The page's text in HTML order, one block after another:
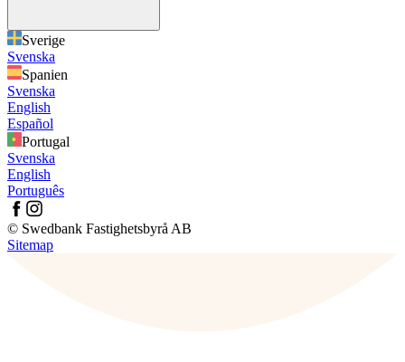
Sverige
Svenska
Spanien
Svenska
English
Español
Portugal
Svenska
English
Português
© Swedbank Fastighetsbyrå AB
Sitemap